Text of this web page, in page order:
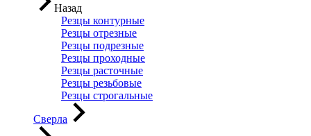
Назад
Резцы контурные
Резцы отрезные
Резцы подрезные
Резцы проходные
Резцы расточные
Резцы резьбовые
Резцы строгальные
Сверла